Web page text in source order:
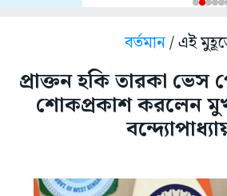
বর্তমান/ এই
প্রাক্তন হকি তারকা ভেস
শোকপ্রকাশ করলেন